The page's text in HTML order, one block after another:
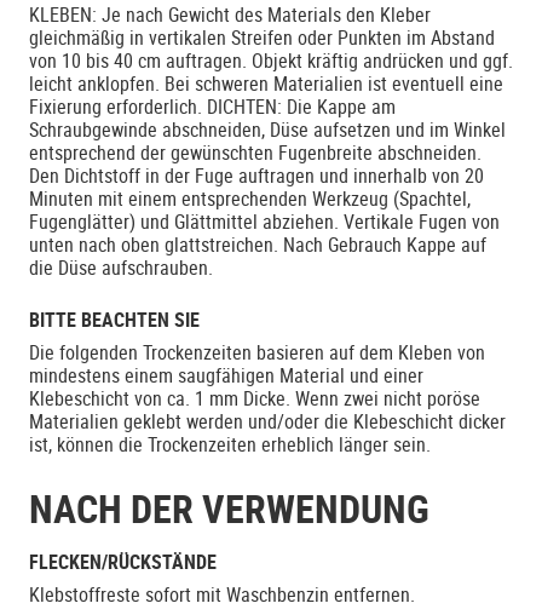
KLEBEN: Je nach Gewicht des Materials den Kleber
gleichmäßig in vertikalen Streifen oder Punkten im Abstand
von 10 bis 40 cm auftragen. Objekt kräftig andrücken und ggf.
leicht anklopfen. Bei schweren Materialien ist eventuell eine
Fixierung erforderlich. DICHTEN: Die Kappe am
Schraubgewinde abschneiden, Düse aufsetzen und im Winkel
entsprechend der gewünschten Fugenbreite abschneiden.
Den Dichtstoff in der Fuge auftragen und innerhalb von 20
Minuten mit einem entsprechenden Werkzeug (Spachtel,
Fugenglätter) und Glättmittel abziehen. Vertikale Fugen von
unten nach oben glattstreichen. Nach Gebrauch Kappe auf
die Düse aufschrauben.
BITTE BEACHTEN SIE
Die folgenden Trockenzeiten basieren auf dem Kleben von
mindestens einem saugfähigen Material und einer
Klebeschicht von ca. 1 mm Dicke. Wenn zwei nicht poröse
Materialien geklebt werden und/oder die Klebeschicht dicker
ist, können die Trockenzeiten erheblich länger sein.
NACH DER VERWENDUNG
FLECKEN/RÜCKSTÄNDE
Klebstoffreste sofort mit Waschbenzin entfernen.